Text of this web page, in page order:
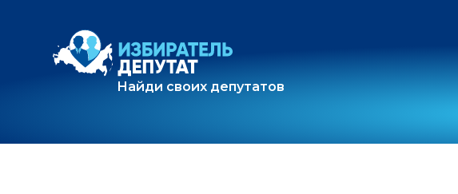
Найди своих депутатов